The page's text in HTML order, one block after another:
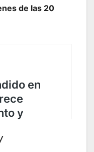
de las 20